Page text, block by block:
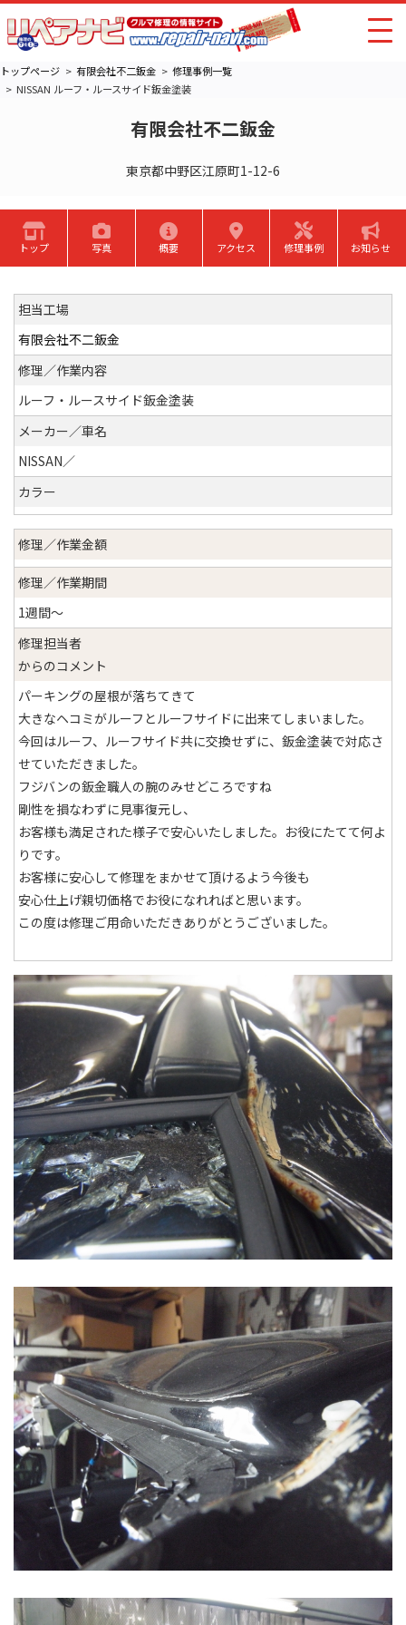
トップページ 有限会社不二鈑金
修理事例一覧
NISSAN ルーフ・ルースサイド鈑金塗装
有限会社不二鈑金
東京都中野区江原町1-12-6
トップ 写真 概要 アクセス 修理事例 お知らせ
担当工場
有限会社不二鈑金
修理／作業内容
ルーフ・ルースサイド鈑金塗装
メーカー／車名
NISSAN／
カラー
修理／作業金額
修理／作業期間
1週間〜
修理担当者
からのコメント
パーキングの屋根が落ちてきて
大きなヘコミがルーフとルーフサイドに出来てしまいました。
今回はルーフ、ルーフサイド共に交換せずに、鈑金塗装で対応さ
せていただきました。
フジバンの鈑金職人の腕のみせどころですね
剛性を損なわずに見事復元し、
お客様も満足された様子で安心いたしました。お役にたてて何よ
りです。
お客様に安心して修理をまかせて頂けるよう今後も
安心仕上げ親切価格でお役になれればと思います。
この度は修理ご用命いただきありがとうございました。